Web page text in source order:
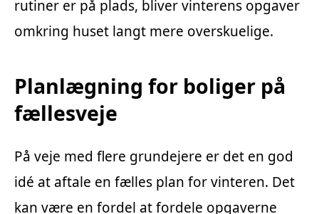
rutiner er på plads, bliver vinterens opgaver
omkring huset langt mere overskuelige.
Planlægning for boliger på
fællesveje
På veje med flere grundejere er det en god
idé at aftale en fælles plan for vinteren. Det
kan være en fordel at fordele opgaverne